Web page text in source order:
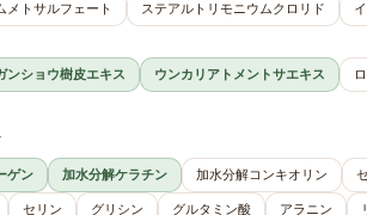
メトサルフェート ステアルトリモニウムクロリド
ンショウ樹皮エキス ウンカリアトメントサエキス
ゲン 加水分解ケラチン 加水分解コンキオリン
セリン グリシン グルタミン酸 アラニン